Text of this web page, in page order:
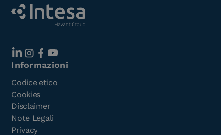
Informazioni
Codice etico
Cookies
Disclaimer
Note Legali
Privacy